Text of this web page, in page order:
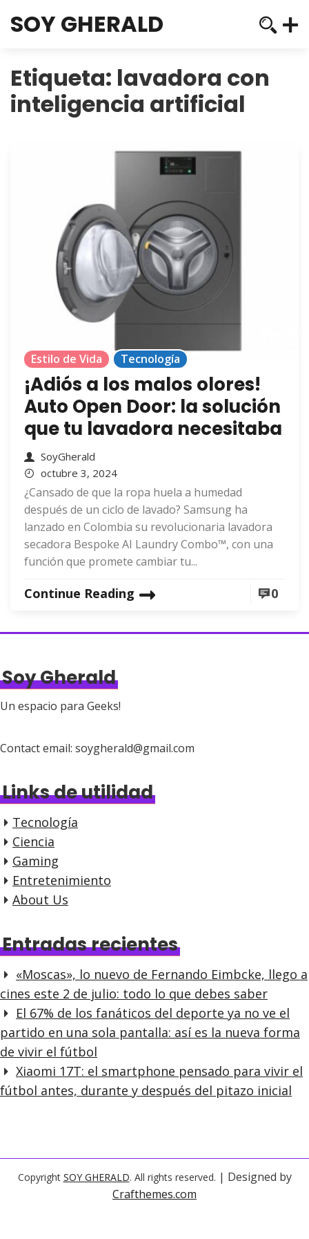
SOY GHERALD
Etiqueta: lavadora con
inteligencia artificial
Estilo de Vida Tecnología
¡Adiós a los malos olores!
Auto Open Door: la solución
que tu lavadora necesitaba
SoyGherald
octubre 3, 2024
¿Cansado de que la ropa huela a humedad
después de un ciclo de lavado? Samsung ha
lanzado en Colombia su revolucionaria lavadora
secadora Bespoke AI Laundry Combo™, con una
función que promete cambiar tu...
Continue Reading 0
Soy Gherald
Un espacio para Geeks!
Contact email: soygherald@gmail.com
Links de utilidad
Tecnología
Ciencia
Gaming
Entretenimiento
About Us
Entradas recientes
«Moscas», lo nuevo de Fernando Eimbcke, llego a
cines este 2 de julio: todo lo que debes saber
El 67% de los fanáticos del deporte ya no ve el
partido en una sola pantalla: así es la nueva forma
de vivir el fútbol
Xiaomi 17T: el smartphone pensado para vivir el
fútbol antes, durante y después del pitazo inicial
Copyright SOY GHERALD. All rights reserved. | Designed by
Crafthemes.com